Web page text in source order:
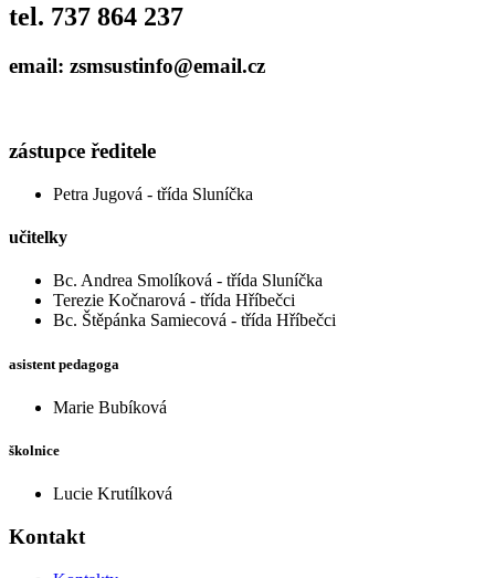
tel. 737 864 237
email: zsmsustinfo@email.cz
zástupce ředitele
Petra Jugová - třída Sluníčka
učitelky
Bc. Andrea Smolíková - třída Sluníčka
Terezie Kočnarová - třída Hříbečci
Bc. Štěpánka Samiecová - třída Hříbečci
asistent pedagoga
Marie Bubíková
školnice
Lucie Krutílková
Kontakt